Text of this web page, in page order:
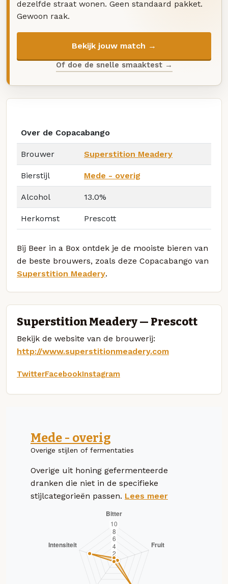
dezelfde straat wonen. Geen standaard pakket.
Gewoon raak.
Bekijk jouw match →
Of doe de snelle smaaktest →
Over de Copacabango
Brouwer Superstition Meadery
Bierstijl Mede - overig
Alcohol 13.0%
Herkomst Prescott
Bij Beer in a Box ontdek je de mooiste bieren van
de beste brouwers, zoals deze Copacabango van
Superstition Meadery.
Superstition Meadery — Prescott
Bekijk de website van de brouwerij:
http://www.superstitionmeadery.com
TwitterFacebookInstagram
Mede - overig
Overige stijlen of fermentaties
Overige uit honing gefermenteerde
dranken die niet in de specifieke
stijlcategorieën passen. Lees meer